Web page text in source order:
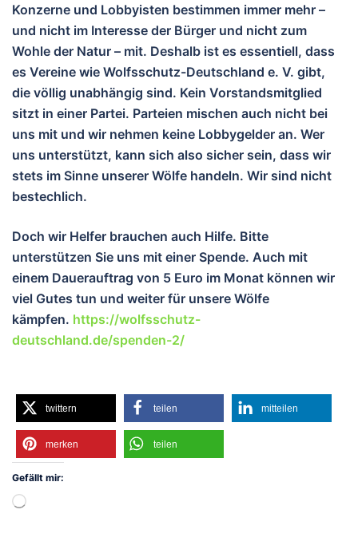
Konzerne und Lobbyisten bestimmen immer mehr –
und nicht im Interesse der Bürger und nicht zum
Wohle der Natur – mit. Deshalb ist es essentiell, dass
es Vereine wie Wolfsschutz-Deutschland e. V. gibt,
die völlig unabhängig sind. Kein Vorstandsmitglied
sitzt in einer Partei. Parteien mischen auch nicht bei
uns mit und wir nehmen keine Lobbygelder an. Wer
uns unterstützt, kann sich also sicher sein, dass wir
stets im Sinne unserer Wölfe handeln. Wir sind nicht
bestechlich.
Doch wir Helfer brauchen auch Hilfe. Bitte
unterstützen Sie uns mit einer Spende. Auch mit
einem Dauerauftrag von 5 Euro im Monat können wir
viel Gutes tun und weiter für unsere Wölfe
kämpfen. https://wolfsschutz-
deutschland.de/spenden-2/
twittern teilen mitteilen
merken teilen
Gefällt mir:
Wird